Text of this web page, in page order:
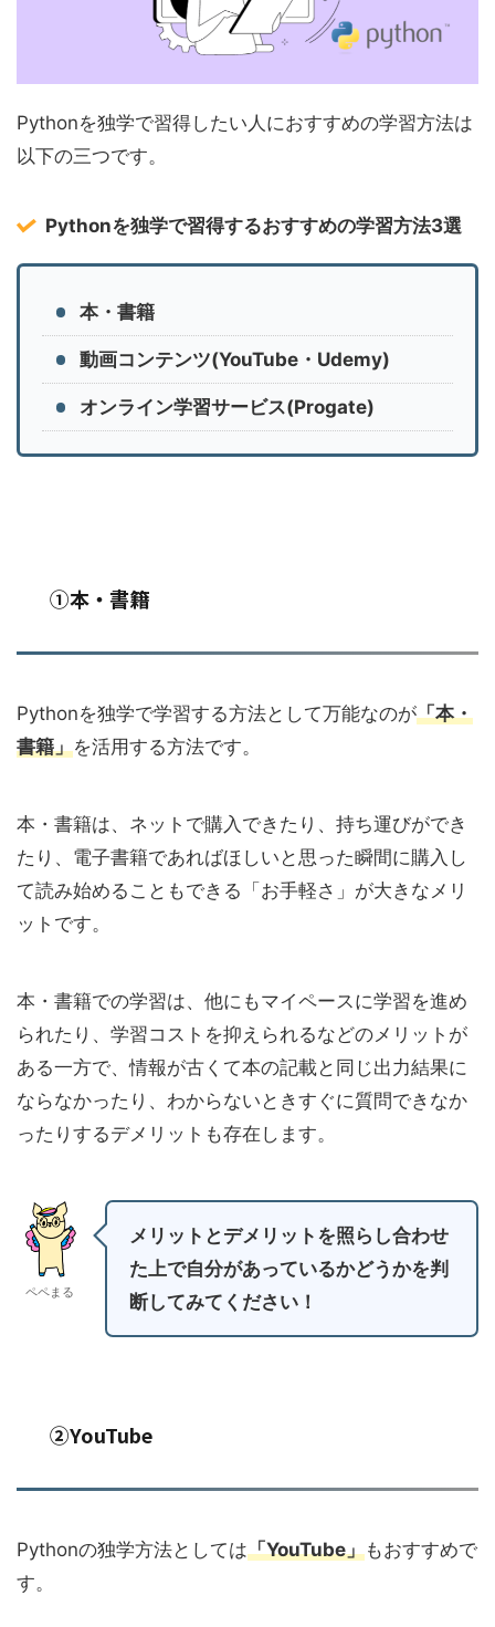
Pythonを独学で習得したい人におすすめの学習方法は
以下の三つです。
Pythonを独学で習得するおすすめの学習方法3選
本・書籍
動画コンテンツ(YouTube・Udemy)
オンライン学習サービス(Progate)
①本・書籍
Pythonを独学で学習する方法として万能なのが「本・
書籍」を活用する方法です。
本・書籍は、ネットで購入できたり、持ち運びができ
たり、電子書籍であればほしいと思った瞬間に購入し
て読み始めることもできる「お手軽さ」が大きなメリ
ットです。
本・書籍での学習は、他にもマイペースに学習を進め
られたり、学習コストを抑えられるなどのメリットが
ある一方で、情報が古くて本の記載と同じ出力結果に
ならなかったり、わからないときすぐに質問できなか
ったりするデメリットも存在します。
ペペまる
メリットとデメリットを照らし合わせ
た上で自分があっているかどうかを判
断してみてください！
②YouTube
Pythonの独学方法としては「YouTube」もおすすめで
す。